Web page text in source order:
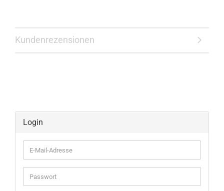
Kundenrezensionen
Login
E-
Mail-
Adresse
Passwort